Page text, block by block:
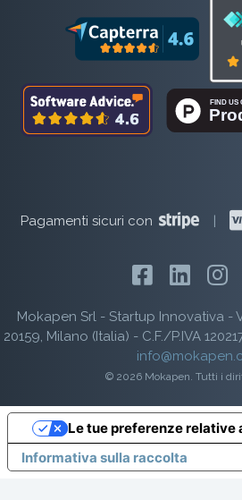
Pagamenti sicuri con |
Mokapen Srl - Startup Innovativa -
20159, Milano (Italia) - C.F./P.IVA
© 2026 Mokapen. Tutti i
Informativa sulla raccolta
Le tue preferenze relative